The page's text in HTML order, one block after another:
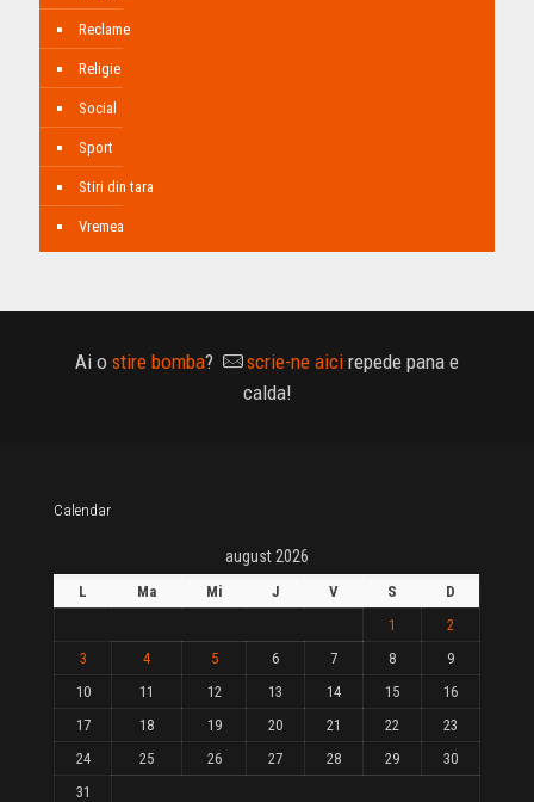
Reclame
Religie
Social
Sport
Stiri din tara
Vremea
Ai o stire bomba? scrie-ne aici repede pana e
calda!
Calendar
august 2026
L Ma Mi J V S
D
1
2
3
4 5 6 7 8
9
10
11 12 13 14 15
16
17
18 19 20 21 22
23
24
25 26 27 28 29
30
31